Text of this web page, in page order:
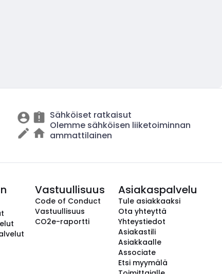
Sähköiset ratkaisut
Olemme sähköisen liiketoiminnan
ammattilainen
Vastuullisuus
Code of Conduct
Vastuullisuus
CO2e-raportti
Asiakaspalvelu
Tule asiakkaaksi
Ota yhteyttä
Yhteystiedot
Asiakastili
Asiakkaalle
Associate
Etsi myymälä